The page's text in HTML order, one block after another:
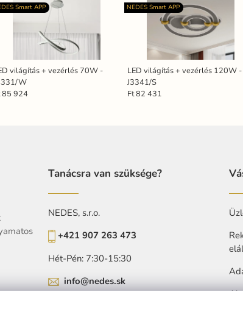
világítás + vezérlés 70W -
W
Smart APP
85 924
LED világítás + vezérlés 120W -
J3341/S
NEDES Smart APP
Ft 82 431
Tanácsra van szüksége?
NEDES, s.r.o.
+421 907 263 473
Hét-Pén: 7:30-15:30
info@nedes.sk